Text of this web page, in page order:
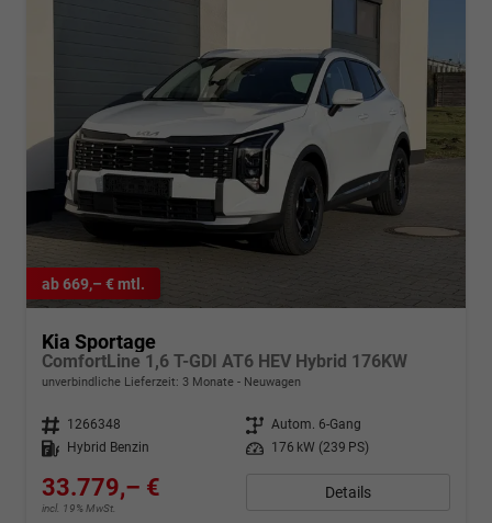
ab 669,– € mtl.
Kia Sportage
ComfortLine 1,6 T-GDI AT6 HEV Hybrid 176KW
unverbindliche Lieferzeit: 3 Monate Neuwagen
Fahrzeugnr. 1266348 Getriebe Autom. 6-Gang
Kraftstoff
Hybrid Benzin Leistung 176 kW (239 PS)
33.779,– €
incl. 19% MwSt.
Details